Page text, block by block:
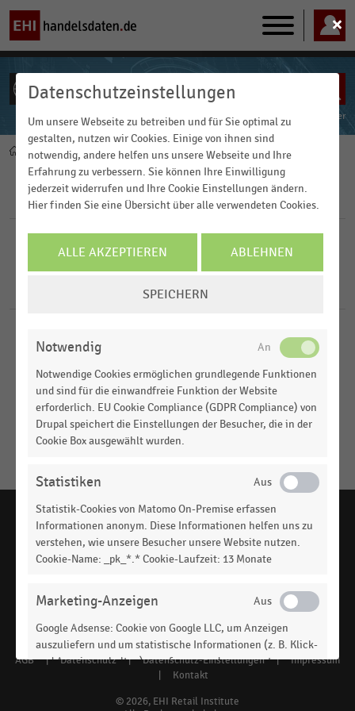
Main
navigation
ALLE INHALTE Powered by FACT-Finder
Pfadnavigation
Home
kd Kaiser's Drugstore
DROGERIEN UND DROGERIEMÄRKTE STATISTIK
Beliebteste Drogeriemärkte nach Anzahl der
Kunden (2010-2018)
DROGERIEN UND DROGERIEMÄRKTE|STATISTIK
In den letzten 6 Monaten besuchte Drogeriemärkte
(2010-2018)
MEHR
Ergebnisse
gefunden
Kaiser's
Bitte
überprüfen
die
Filter
FILTER ZURÜCKSETZEN
handelsdaten.de, das Statistikportal zum Handel,
media
© 2026, EHI Retail Institute
Footer
AGB | Datenschutz | Datenschutz-Einstellungen |
Impressum
Kontakt
Datenschutzeinstellungen
Um unsere Webseite zu betreiben und für Sie optimal zu
gestalten, nutzen wir Cookies. Einige von ihnen sind
notwendig, andere helfen uns unsere Webseite und Ihre
Erfahrung zu verbessern. Sie können Ihre Einwilligung
jederzeit widerrufen und Ihre Cookie Einstellungen ändern.
Hier finden Sie eine Übersicht über alle verwendeten Cookies.
ALLE AKZEPTIEREN ABLEHNEN
SPEICHERN
Notwendig
Notwendige Cookies ermöglichen grundlegende Funktionen
und sind für die einwandfreie Funktion der Website
erforderlich. EU Cookie Compliance (GDPR Compliance) von
Drupal speichert die Einstellungen der Besucher, die in der
Cookie Box ausgewählt wurden.
Statistiken
Statistik-Cookies von Matomo On-Premise erfassen
Informationen anonym. Diese Informationen helfen uns zu
verstehen, wie unsere Besucher unsere Website nutzen.
Cookie-Name: _pk_*.* Cookie-Laufzeit: 13 Monate
Marketing-Anzeigen
Google Adsense: Cookie von Google LLC, um Anzeigen
auszuliefern und um statistische Informationen (z. B. Klick-
und Anzeigeverhalten) zu erfassen und auszuwerten.
Cookie-Name: DSID, IDE, Laufzeit: 1 Jahr. Google Ireland
Limited, Gordon House, Barrow Street, Dublin 4, Ireland.